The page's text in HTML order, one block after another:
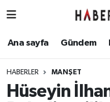
Ana sayfa Gündem
HABERLER MANŞET
Hüseyin
Ana sayfa
Ekonomi
Eskişehir Nöbetçi
Eskişehir Namaz